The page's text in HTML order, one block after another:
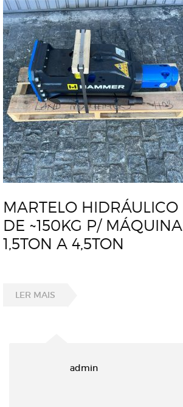
MARTELO
DE ~150KG P/
1,5TON A 4,5TON
LER MAIS
admin